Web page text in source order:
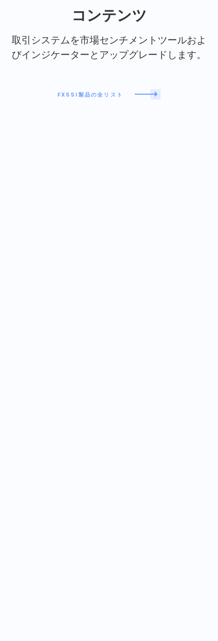
コンテンツ
取引システムを市場センチメントツールおよ
びインジケーターとアップグレードします。
FXSSI製品の全リスト